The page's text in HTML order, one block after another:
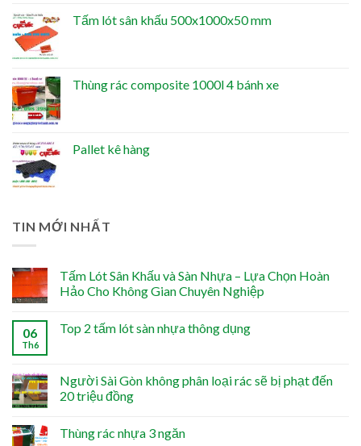
Tấm lót sân khấu 500x1000x50 mm
Thùng rác composite 1000l 4 bánh xe
Pallet kê hàng
TIN MỚI NHẤT
Tấm Lót Sân Khấu và Sàn Nhựa – Lựa Chọn Hoàn
Hảo Cho Không Gian Chuyên Nghiệp
06
Th6
Top 2 tấm lót sàn nhựa thông dụng
Người Sài Gòn không phân loại rác sẽ bị phạt đến
20 triệu đồng
Thùng rác nhựa 3 ngăn